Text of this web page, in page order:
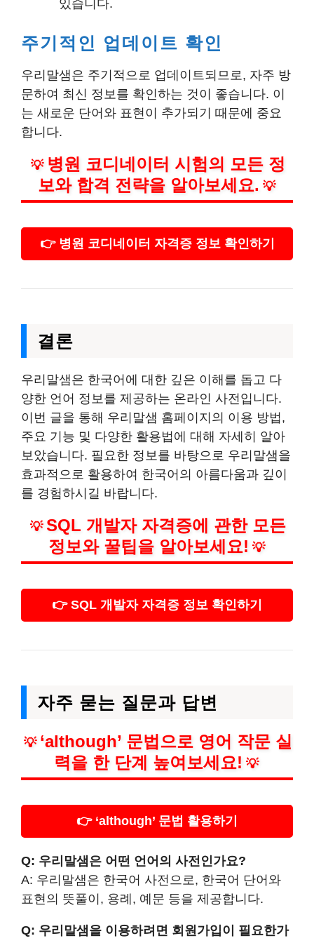
있습니다.
주기적인 업데이트 확인
우리말샘은 주기적으로 업데이트되므로, 자주 방
문하여 최신 정보를 확인하는 것이 좋습니다. 이
는 새로운 단어와 표현이 추가되기 때문에 중요
합니다.
💡 병원 코디네이터 시험의 모든 정
보와 합격 전략을 알아보세요. 💡
👉 병원 코디네이터 자격증 정보 확인하기
결론
우리말샘은 한국어에 대한 깊은 이해를 돕고 다
양한 언어 정보를 제공하는 온라인 사전입니다.
이번 글을 통해 우리말샘 홈페이지의 이용 방법,
주요 기능 및 다양한 활용법에 대해 자세히 알아
보았습니다. 필요한 정보를 바탕으로 우리말샘을
효과적으로 활용하여 한국어의 아름다움과 깊이
를 경험하시길 바랍니다.
💡 SQL 개발자 자격증에 관한 모든
정보와 꿀팁을 알아보세요! 💡
👉 SQL 개발자 자격증 정보 확인하기
자주 묻는 질문과 답변
💡 ‘although’ 문법으로 영어 작문 실
력을 한 단계 높여보세요! 💡
👉 ‘although’ 문법 활용하기
Q: 우리말샘은 어떤 언어의 사전인가요?
A: 우리말샘은 한국어 사전으로, 한국어 단어와
표현의 뜻풀이, 용례, 예문 등을 제공합니다.
Q: 우리말샘을 이용하려면 회원가입이 필요한가